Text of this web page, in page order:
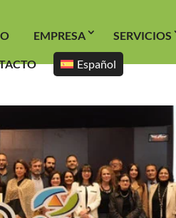
EMPRESA SERVICIOS
Español